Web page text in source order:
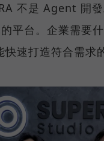
不是 Agent 開
平台。企業需要
快速打造符合需求